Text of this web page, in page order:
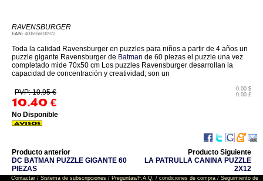
RAVENSBURGER
EAN: 4005556030972
Toda la calidad Ravensburger en puzzles para niños a partir de 4 años un
puzzle gigante Ravensburger de Batman de 60 piezas el puzzle una vez
completado mide 70x50 cm Los puzzles Ravensburger desarrollan la
capacidad de concentración y creatividad; son un
PVP: 10.95 €
10.40 €
0.00 $
0.00 £
No Disponible
Producto anterior
DC BATMAN PUZZLE GIGANTE 60
PIEZAS
Producto Siguiente
LA PATRULLA CANINA PUZZLE
2X12
Contactar/ Sistema de subscripciones/ Preguntas/F.A.Q. / condiciones de compra/ Seguimiento de